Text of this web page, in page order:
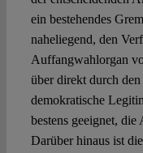
ein bestehendes
naheliegend, den
Auffangwahlorgan
über direkt durch
demokratische
bestens geeignet,
Darüber hinaus ist